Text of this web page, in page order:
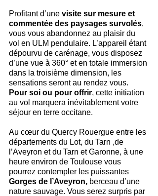
Profitant d’une visite sur mesure et
commentée des paysages survolés,
vous vous abandonnez au plaisir du
vol en ULM pendulaire. L’appareil étant
dépourvu de carénage, vous disposez
d’une vue à 360° et en totale immersion
dans la troisième dimension, les
sensations seront au rendez vous.
Pour soi ou pour offrir, cette initiation
au vol marquera inévitablement votre
séjour en terre occitane.
Au cœur du Quercy Rouergue entre les
départements du Lot, du Tarn ,de
l’Aveyron et du Tarn et Garonne, à une
heure environ de Toulouse vous
pourrez contempler les puissantes
Gorges de l’Aveyron, berceau d’une
nature sauvage. Vous serez surpris par